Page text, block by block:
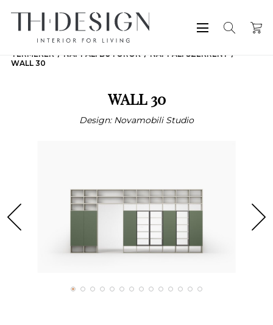
TERMÉKEK NAPPALI BÚTOROK
NAPPALI SZEKRÉNY
WALL 30
WALL 30
Design: Novamobili Studio